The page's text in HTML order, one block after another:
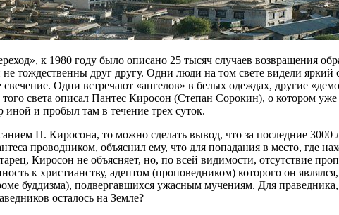
к 1980 году было описано 25 тысяч случаев возвращения
тождественны друг другу. Одни люди на том свете видели яркий
Одни встречают «ангелов» в белых одеждах, другие
света описал Пантес Киросон (Степан Сорокин), о котором
и пробыл там в течение трех суток.
П. Киросона, то можно сделать вывод, что за последние 3000
проводником, объяснил ему, что для попадания в место, где
Киросон не объясняет, но, по всей видимости, отсутствие
к христианству, адептом (проповедником) которого он
буддизма), подвергавшихся ужасным мучениям. Для
осталось на Земле?